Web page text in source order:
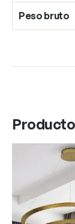
Peso bruto